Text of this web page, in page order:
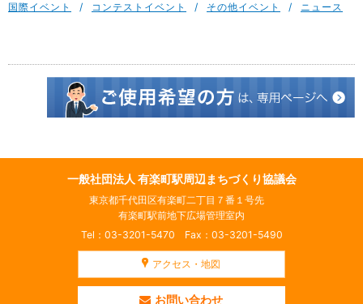
国際イベント
コンテストイベント その他イベント ニュース
一般社団法人 有楽町駅周辺まちづくり協議会
東京都千代田区有楽町二丁目７番１号先
有楽町駅前地下広場管理室内
Tel：03-3201-5470 Fax：03-3201-5490
アクセス・地図
お問い合わせ